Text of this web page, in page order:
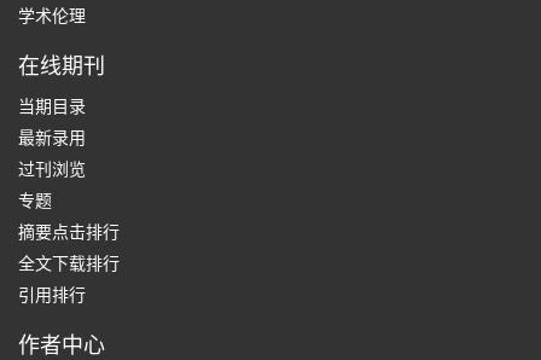
学术伦理
在线期刊
当期目录
最新录用
过刊浏览
专题
摘要点击排行
全文下载排行
引用排行
作者中心